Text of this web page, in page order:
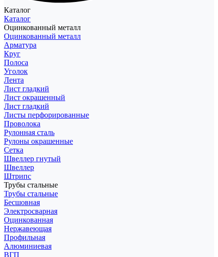
Каталог
Каталог
Оцинкованный металл
Оцинкованный металл
Арматура
Круг
Полоса
Уголок
Лента
Лист гладкий
Лист окрашенный
Лист гладкий
Листы перфорированные
Проволока
Рулонная сталь
Рулоны окрашенные
Сетка
Швеллер гнутый
Швеллер
Штрипс
Трубы стальные
Трубы стальные
Бесшовная
Электросварная
Оцинкованная
Нержавеющая
Профильная
Алюминиевая
ВГП